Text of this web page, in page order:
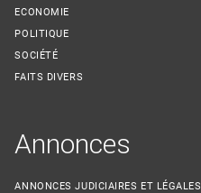
ECONOMIE
POLITIQUE
SOCIÉTÉ
FAITS DIVERS
Annonces
ANNONCES JUDICIAIRES ET LÉGALES